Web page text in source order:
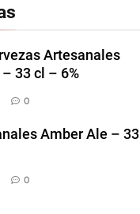
Artesanales
33 cl – 6%
0
Amber Ale – 33
0